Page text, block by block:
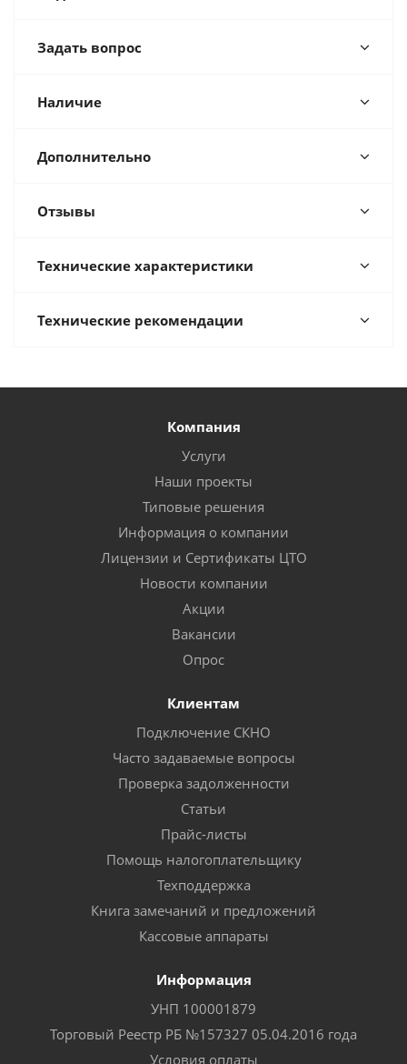
Задать вопрос
Наличие
Дополнительно
Отзывы
Технические характеристики
Технические рекомендации
Компания
Услуги
Наши проекты
Типовые решения
Информация о компании
Лицензии и Сертификаты ЦТО
Новости компании
Акции
Вакансии
Опрос
Клиентам
Подключение СКНО
Часто задаваемые вопросы
Проверка задолженности
Статьи
Прайс-листы
Помощь налогоплательщику
Техподдержка
Книга замечаний и предложений
Кассовые аппараты
Информация
УНП 100001879
Торговый Реестр РБ №157327 05.04.2016 года
Условия оплаты